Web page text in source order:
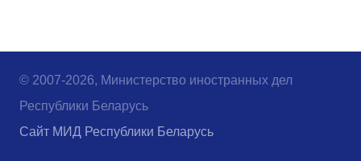
© 2007-2026, Министерство иностранных дел
Республики Беларусь
Сайт МИД Республики Беларусь